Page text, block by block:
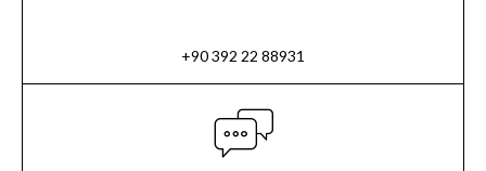
+90 392 22 88931